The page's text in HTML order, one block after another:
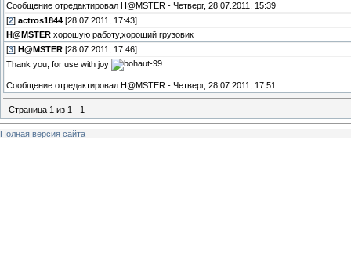
Сообщение отредактировал H@MSTER - Четверг, 28.07.2011, 15:39
[2] actros1844 [28.07.2011, 17:43]
H@MSTER хорошую работу,хороший грузовик
[3] H@MSTER [28.07.2011, 17:46]
Thank you, for use with joy
Сообщение отредактировал H@MSTER - Четверг, 28.07.2011, 17:51
Страница 1 из 1 1
Полная версия сайта